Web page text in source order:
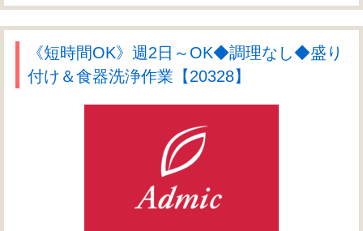
《短時間OK》週2日～OK◆調理なし◆盛り
付け＆食器洗浄作業【20328】